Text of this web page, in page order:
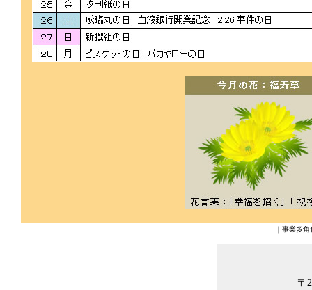
｜ 事業多角
〒